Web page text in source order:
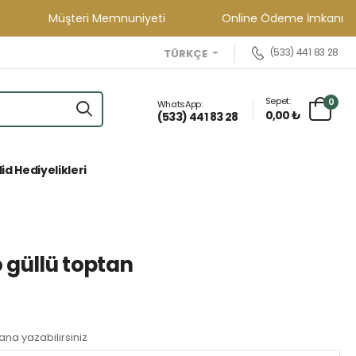
Müşteri Memnuniyeti Online Ödeme İmkanı
TÜRKÇE (533) 441 83 28
WhatsApp:
(533) 441 83 28
Sepet:
0,00 ₺
0
Hediyelikleri
güllü toptan
yazabilirsiniz